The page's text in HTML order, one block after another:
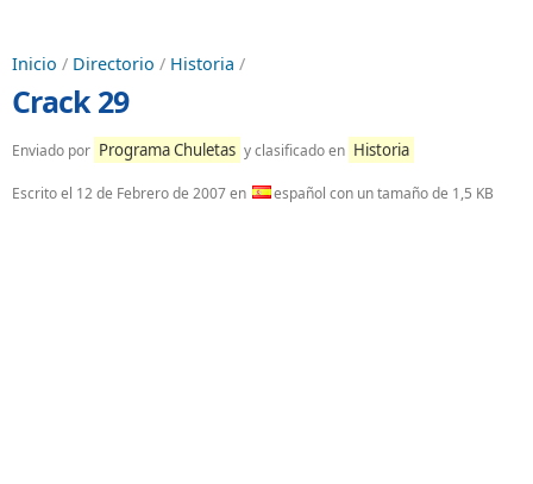
Inicio / Directorio / Historia /
Crack 29
Enviado por Programa Chuletas y clasificado en Historia
Escrito el 12 de Febrero de 2007en español con un tamaño de 1,5 KB